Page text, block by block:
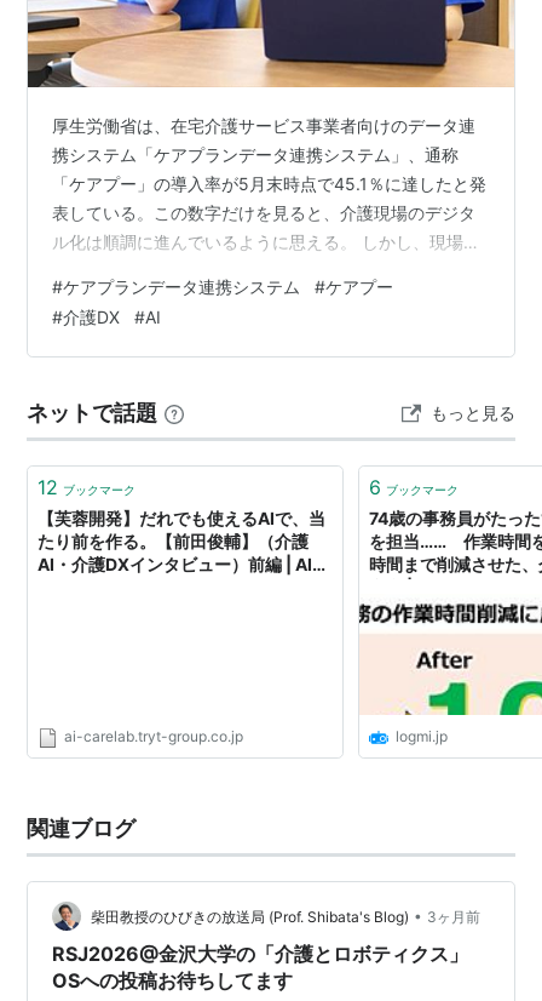
厚生労働省は、在宅介護サービス事業者向けのデータ連
携システム「ケアプランデータ連携システム」、通称
「ケアプー」の導入率が5月末時点で45.1％に達したと発
表している。この数字だけを見ると、介護現場のデジタ
ル化は順調に進んでいるように思える。 しかし、現場の
る冷ややかな空気を。「導入はしたけれど、ほとんど使
っていない。」「結局、紙で管理している。」「加算の
ために入れただけ。」「入力する仕事が増えただけだっ
りがある。 この原因を、「職員は機械が苦手だから」
「操作方法が難しいから」と片付けてしまうの…
#ケアプランデータ連携システム #ケアプー
#介護DX #AI
ネットで話題 もっと見る
12 ブックマーク
【芙蓉開発】だれでも使えるAIで、当
たり前を作る。【前田俊輔】（介護
AI・介護DXインタビュー）前編 | AIケ
ai-carelab.tryt-group.co.jp
6 ブックマーク
74歳の事務員がたっ
を担当…… 作業時間
時間まで削減させた
logmi.jp
関連ブログ
柴田教授のひびきの放送局 (Prof. Shibata's Blog) • 3ヶ月前
RSJ2026@金沢大学の「介護とロボティクス」
OSへの投稿お待ちしてます